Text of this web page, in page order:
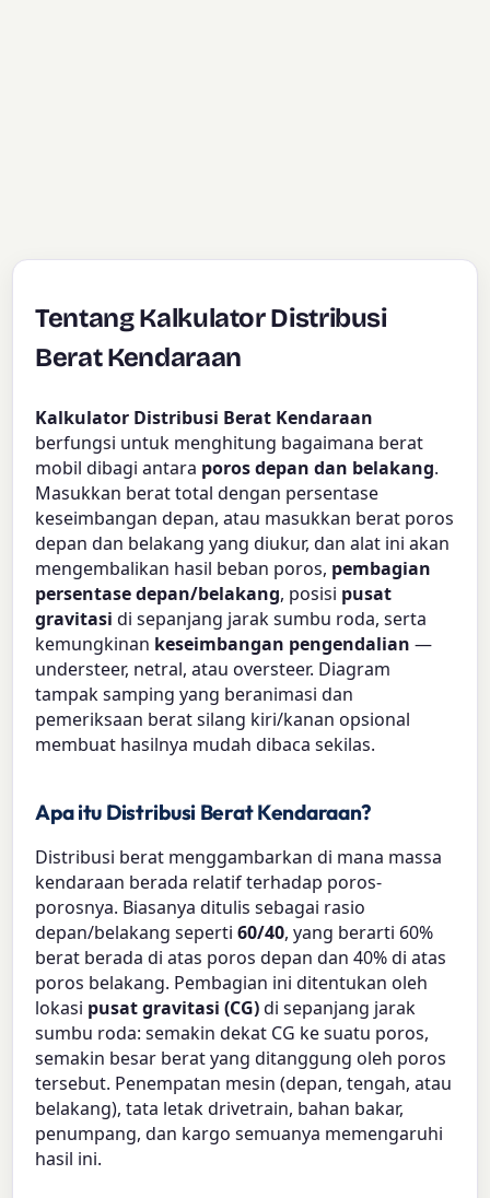
Tentang Kalkulator Distribusi
Berat Kendaraan
Kalkulator Distribusi Berat Kendaraan
berfungsi untuk menghitung bagaimana berat
mobil dibagi antara poros depan dan belakang.
Masukkan berat total dengan persentase
keseimbangan depan, atau masukkan berat poros
depan dan belakang yang diukur, dan alat ini akan
mengembalikan hasil beban poros, pembagian
persentase depan/belakang, posisi pusat
gravitasi di sepanjang jarak sumbu roda, serta
kemungkinan keseimbangan pengendalian —
understeer, netral, atau oversteer. Diagram
tampak samping yang beranimasi dan
pemeriksaan berat silang kiri/kanan opsional
membuat hasilnya mudah dibaca sekilas.
Apa itu Distribusi Berat Kendaraan?
Distribusi berat menggambarkan di mana massa
kendaraan berada relatif terhadap poros-
porosnya. Biasanya ditulis sebagai rasio
depan/belakang seperti60/40, yang berarti 60%
berat berada di atas poros depan dan 40% di atas
poros belakang. Pembagian ini ditentukan oleh
lokasi pusat gravitasi (CG)di sepanjang jarak
sumbu roda: semakin dekat CG ke suatu poros,
semakin besar berat yang ditanggung oleh poros
tersebut. Penempatan mesin (depan, tengah, atau
belakang), tata letak drivetrain, bahan bakar,
penumpang, dan kargo semuanya memengaruhi
hasil ini.